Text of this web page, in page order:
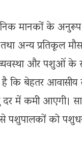
मानकों के
अन्य प्रतिकूल मौसम
और पशुओं
है कि बेहतर
में कमी आएगी।
पशुपालकों को